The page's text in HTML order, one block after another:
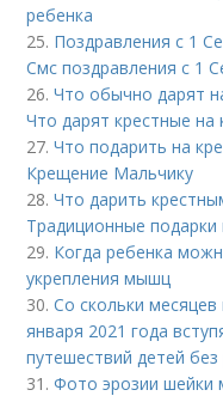
ребенка
25. Поздравления с 1
Смс поздравления с 1
26.Что обычно дарят
Что дарят крестные на
27.Что подарить на
Крещение Мальчику
28.Что дарить
Традиционные подарки
29. Когда ребенка
укрепления мышц
30.Со скольки
января 2021 года
путешествий детей
31.Фото эрозии шейки